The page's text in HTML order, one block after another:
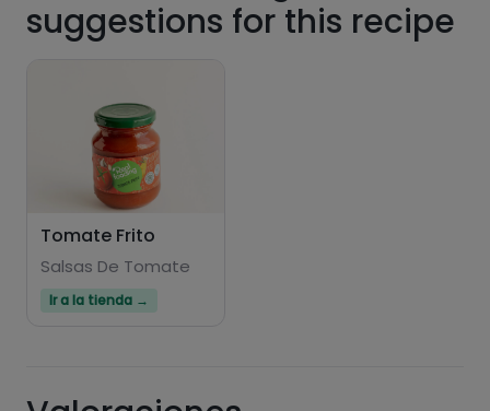
suggestions for this recipe
Tomate Frito
Salsas De Tomate
Ir a la tienda →